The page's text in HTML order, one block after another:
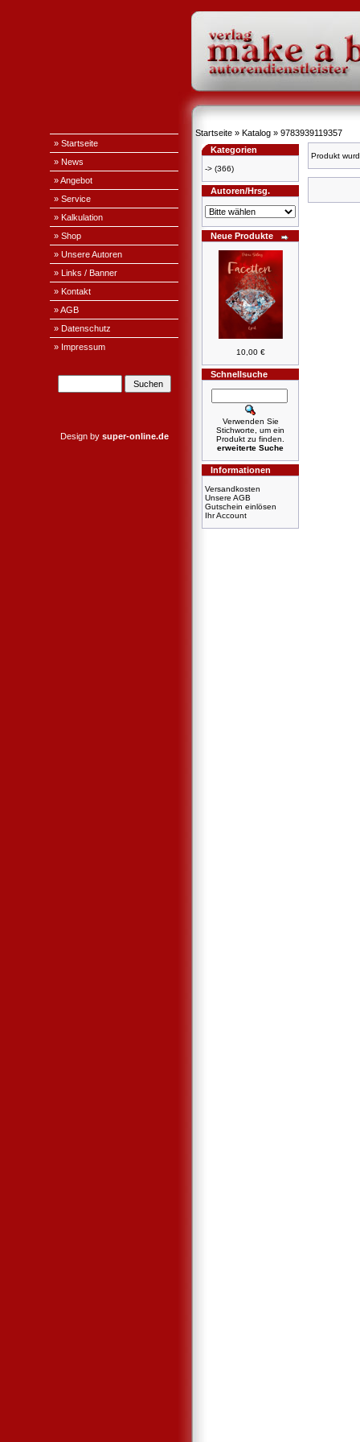
» Startseite
» News
» Angebot
» Service
» Kalkulation
» Shop
» Unsere Autoren
» Links / Banner
» Kontakt
» AGB
» Datenschutz
» Impressum
Design by super-online.de
Startseite » Katalog » 9783939119357
Kategorien
-> (366)
Autoren/Hrsg.
Neue Produkte
10,00 €
Schnellsuche
Verwenden Sie
Stichworte, um ein
Produkt zu finden.
erweiterte Suche
Informationen
Versandkosten
Unsere AGB
Gutschein einlösen
Ihr Account
Produkt